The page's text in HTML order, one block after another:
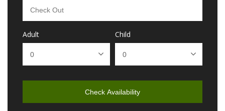
Adult Child
Check Availability